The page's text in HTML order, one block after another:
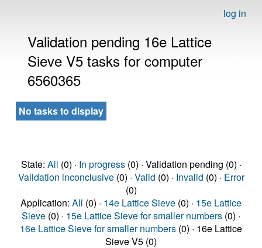
log in
Validation pending 16e Lattice
Sieve V5 tasks for computer
6560365
No tasks to display
State: All (0) · In progress(0) · Validation pending (0) ·
Validation inconclusive(0) · Valid (0) · Invalid (0) · Error
(0)
Application: All (0) · 14e Lattice Sieve (0) · 15e Lattice
Sieve (0) · 15e Lattice Sieve for smaller numbers (0) ·
16e Lattice Sieve for smaller numbers (0) · 16e Lattice
Sieve V5 (0)